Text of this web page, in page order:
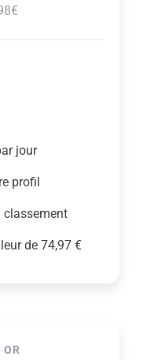
jour
profil
classement
de 74,97 €